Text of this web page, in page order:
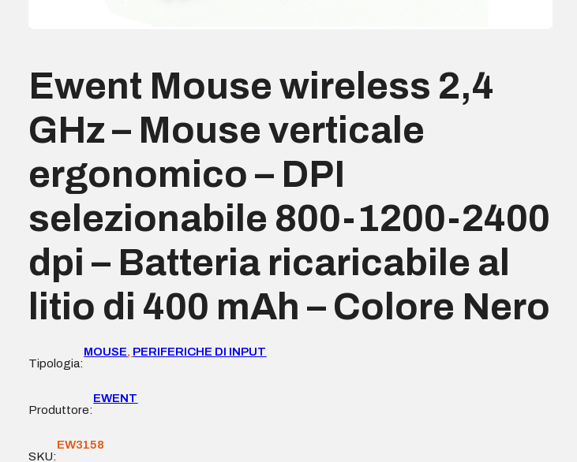
Ewent Mouse wireless 2,4
GHz – Mouse verticale
ergonomico – DPI
selezionabile 800-1200-2400
dpi – Batteria ricaricabile al
litio di 400 mAh – Colore Nero
Tipologia:
MOUSE, PERIFERICHE DI INPUT
Produttore:
EWENT
SKU:
EW3158